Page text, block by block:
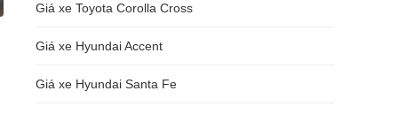
Giá xe Toyota Corolla Cross
Giá xe Hyundai Accent
Giá xe Hyundai Santa Fe